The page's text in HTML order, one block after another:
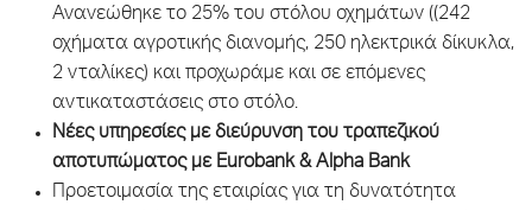
Ανανεώθηκε το 25% του στόλου οχημάτων ((242
οχήματα αγροτικής διανομής, 250 ηλεκτρικά δίκυκλα,
2 νταλίκες) και προχωράμε και σε επόμενες
αντικαταστάσεις στο στόλο.
Νέες υπηρεσίες με διεύρυνση του τραπεζικού
αποτυπώματος με Eurobank & Alpha Bank
Προετοιμασία της εταιρίας για τη δυνατότητα